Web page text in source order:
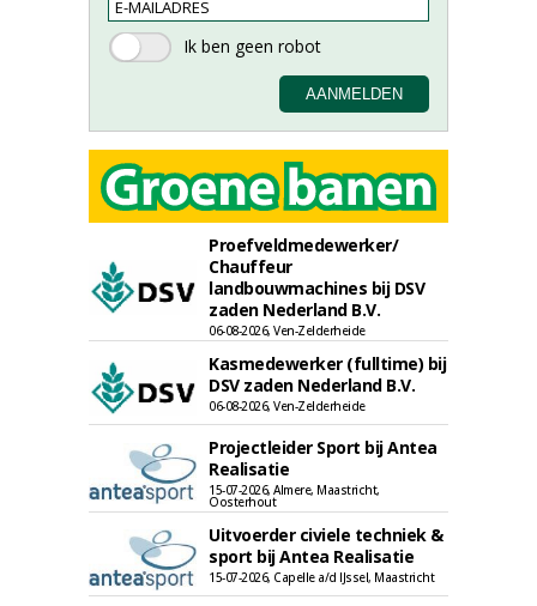
Proefveldmedewerker/
Chauffeur
landbouwmachines bij DSV
zaden Nederland B.V.
06-08-2026, Ven-Zelderheide
Kasmedewerker (fulltime) bij
DSV zaden Nederland B.V.
06-08-2026, Ven-Zelderheide
Projectleider Sport bij Antea
Realisatie
15-07-2026, Almere, Maastricht,
Oosterhout
Uitvoerder civiele techniek &
sport bij Antea Realisatie
15-07-2026, Capelle a/d IJssel, Maastricht